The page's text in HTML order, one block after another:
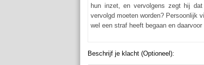
hun inzet, en vervolgens zegt hij
vervolgd moeten worden? Persoonlijk
wel een straf heeft begaan en
Beschrijf je klacht (Optioneel):